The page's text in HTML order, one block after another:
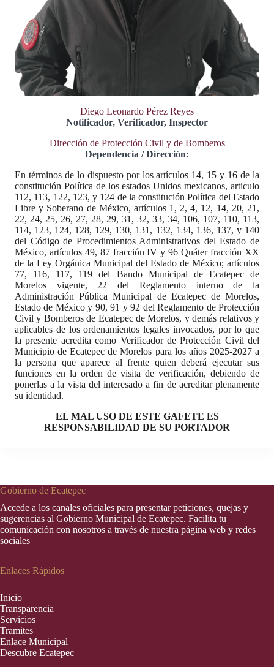
Diego Leonardo Pérez Reyes
Notificador, Verificador, Inspector
Dirección de Protección Civil y de Bomberos
Dependencia / Dirección:
En términos de lo dispuesto por los artículos 14, 15 y 16 de la
constitución Política de los estados Unidos mexicanos, articulo
112, 113, 122, 123, y 124 de la constitución Política del Estado
Libre y Soberano de México, artículos 1, 2, 4, 12, 14, 20, 21,
22, 24, 25, 26, 27, 28, 29, 31, 32, 33, 34, 106, 107, 110, 113,
114, 123, 124, 128, 129, 130, 131, 132, 134, 136, 137, y 140
del Código de Procedimientos Administrativos del Estado de
México, artículos 49, 87 fracción IV y 96 Quáter fracción XX
de la Ley Orgánica Municipal del Estado de México; artículos
77, 116, 117, 119 del Bando Municipal de Ecatepec de
Morelos vigente, 22 del Reglamento interno de la
Administración Pública Municipal de Ecatepec de Morelos,
Estado de México y 90, 91 y 92 del Reglamento de Protección
Civil y Bomberos de Ecatepec de Morelos, y demás relativos y
aplicables de los ordenamientos legales invocados, por lo que
la presente acredita como Verificador de Protección Civil del
Municipio de Ecatepec de Morelos para los años 2025-2027 a
la persona que aparece al frente quien deberá ejecutar sus
funciones en la orden de visita de verificación, debiendo de
ponerlas a la vista del interesado a fin de acreditar plenamente
su identidad.
EL MAL USO DE ESTE GAFETE ES
RESPONSABILIDAD DE SU PORTADOR
Gobierno de Ecatepec
Accede a los canales oficiales para presentar peticiones, quejas y
sugerencias al Gobierno Municipal de Ecatepec. Facilita tu
comunicación con nosotros a través de nuestra página web y redes
sociales
Enlaces Rápidos
Inicio
Transparencia
Servicios
Tramites
Enlace Municipal
Descubre Ecatepec